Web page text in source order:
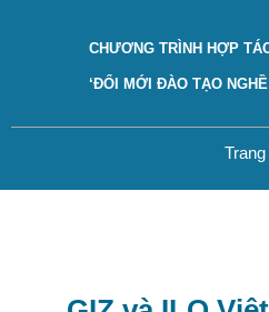
CHƯƠNG TRÌNH HỢP
‘ĐỔI MỚI ĐÀO TẠO